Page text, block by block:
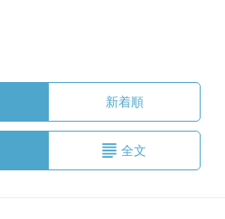
新着順
全文